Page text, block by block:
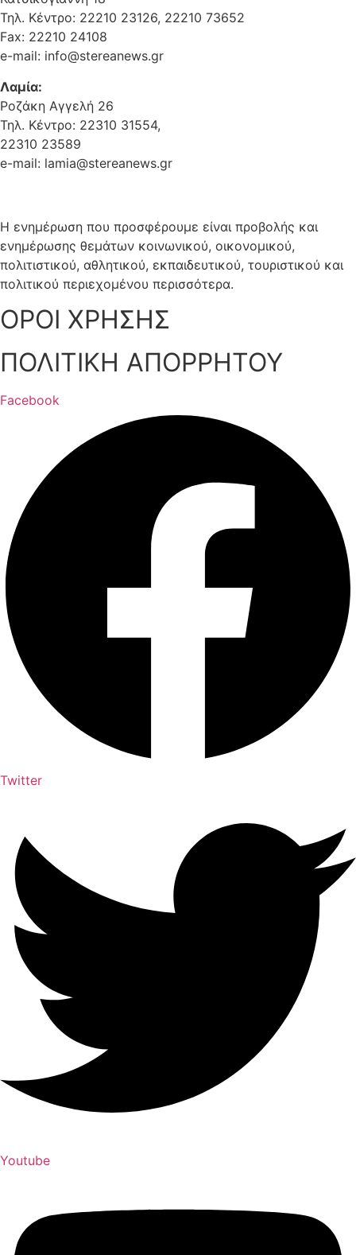
Τηλ. Κέντρο: 22210 23126, 22210 73652
Fax: 22210 24108
e-mail: info@stereanews.gr
Λαμία:
Ροζάκη Αγγελή 26
Τηλ. Κέντρο: 22310 31554,
22310 23589
e-mail: lamia@stereanews.gr
Η ενημέρωση που προσφέρουμε είναι προβολής και
ενημέρωσης θεμάτων κοινωνικού, οικονομικού,
πολιτιστικού, αθλητικού, εκπαιδευτικού, τουριστικού και
πολιτικού περιεχομένου περισσότερα.
ΟΡΟΙ ΧΡΗΣΗΣ
ΠΟΛΙΤΙΚΗ ΑΠΟΡΡΗΤΟΥ
Facebook
Twitter
Youtube